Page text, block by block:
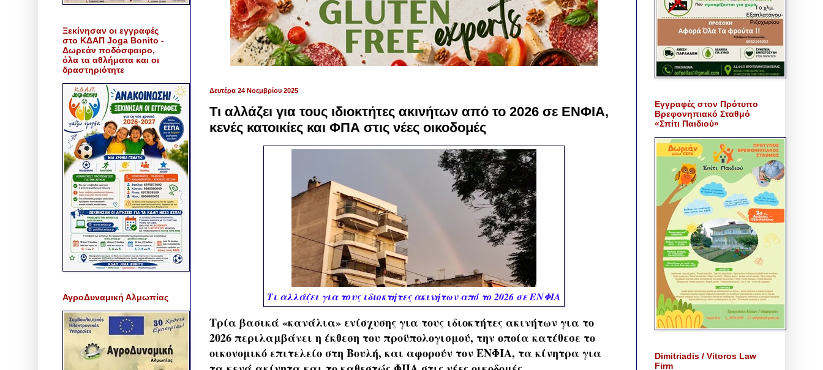
Δευτέρα 24 Νοεμβρίου 2025
Τι αλλάζει για τους ιδιοκτήτες ακινήτων από το 2026 σε ΕΝΦΙΑ,
κενές κατοικίες και ΦΠΑ στις νέες οικοδομές
Τι αλλάζει για τους ιδιοκτήτες ακινήτων από το 2026 σε ΕΝΦΙΑ
Τρία βασικά «κανάλια» ενίσχυσης για τους ιδιοκτήτες ακινήτων για το
2026 περιλαμβάνει η έκθεση του προϋπολογισμού, την οποία κατέθεσε το
οικονομικό επιτελείο στη Βουλή, και αφορούν τον ΕΝΦΙΑ, τα κίνητρα για
Ξεκίνησαν οι εγγραφές
στο ΚΔΑΠ Joga Bonito -
Δωρεάν ποδόσφαιρο,
όλα τα αθλήματα και οι
δραστηριότητε
ΑγροΔυναμική Αλμωπίας
Εγγραφές στον Πρότυπο
Βρεφονηπιακό Σταθμό
«Σπίτι Παιδιού»
Dimitriadis / Vitoros Law
Firm